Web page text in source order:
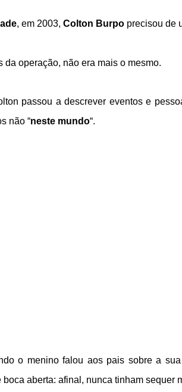
, em 2003, Colton Burpo precisou de
operação, não era mais o mesmo.
passou a descrever eventos e
não “neste mundo“.
o menino falou aos pais sobre a sua
aberta: afinal, nunca tinham sequer